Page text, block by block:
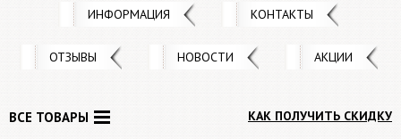
ИНФОРМАЦИЯ КОНТАКТЫ
ОТЗЫВЫ НОВОСТИ АКЦИИ
КАК ПОЛУЧИТЬ СКИДКУ
ВСЕ ТОВАРЫ